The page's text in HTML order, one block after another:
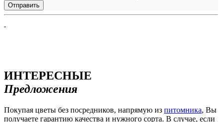
ИНТЕРЕСНЫЕ
Предложения
Покупая цветы без посредников, напрямую из питомника, Вы
получаете гарантию качества и нужного сорта. В случае, если